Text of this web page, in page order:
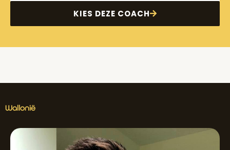
KIES DEZE COACH
Wallonië